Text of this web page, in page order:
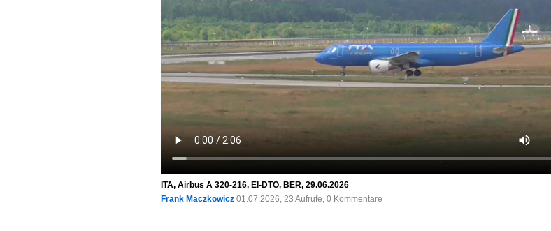
ITA, Airbus A 320-216, EI-DTO, BER, 29.06.2026
Frank Maczkowicz 01.07.2026, 23 Aufrufe, 0 Kommentare